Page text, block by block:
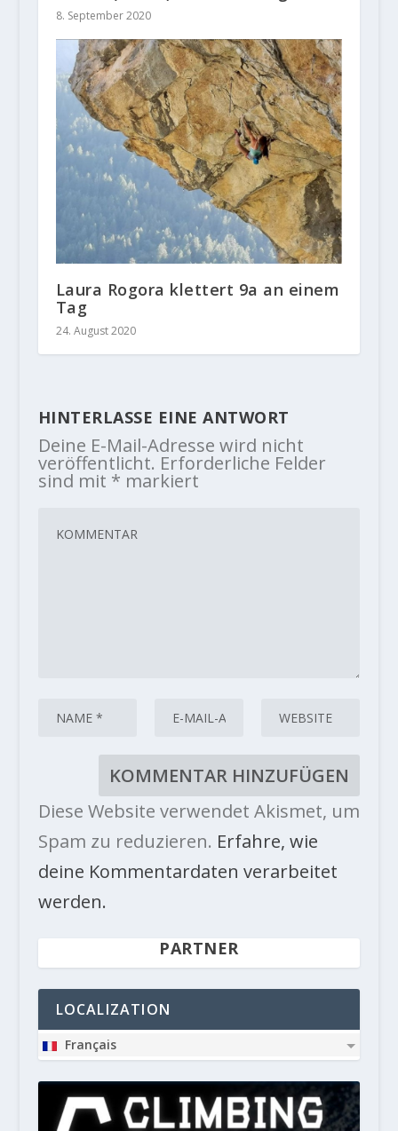
8. September 2020
Laura Rogora klettert 9a an einem
Tag
24. August 2020
HINTERLASSE EINE ANTWORT
Deine E-Mail-Adresse wird nicht
veröffentlicht. Erforderliche Felder
sind mit * markiert
Diese Website verwendet Akismet, um
Spam zu reduzieren. Erfahre, wie
deine Kommentardaten verarbeitet
werden.
PARTNER
LOCALIZATION
Français